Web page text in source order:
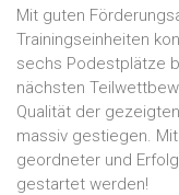
Mit guten
Trainingseinheiten
sechs Podestplätze
nächsten
Qualität der
massiv gestiegen.
geordneter und
gestartet werden!